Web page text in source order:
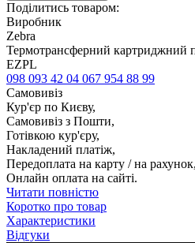
Поділитись товаром:
Виробник
Zebra
Термотрансферний картриджний
EZPL
098 093 42 04 067 954 88 99
Самовивіз
Кур'єр по Києву,
Самовивіз з Пошти,
Готівкою кур'єру,
Накладений платіж,
Передоплата на карту / на рахунок,
Онлайн оплата на сайті.
Читати повністю
Коротко про товар
Характеристики
Відгуки